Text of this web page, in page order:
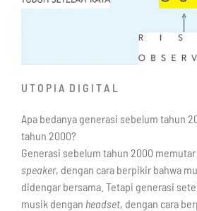
U T O P I A D I G I T A L
Apa bedanya generasi sebelum tahun
tahun 2000?
Generasi sebelum tahun 2000
speaker, dengan cara berpikir bahwa
didengar bersama. Tetapi generasi
musik dengan headset, dengan cara